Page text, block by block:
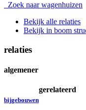
Zoek naar wagenhuizen
Bekijk alle relaties
Bekijk in boom
relaties
algemener
bijgebouwen
gerelateerd